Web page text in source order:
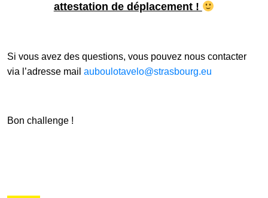
attestation de déplacement !
Si vous avez des questions, vous pouvez nous contacter
via l’adresse mail auboulotavelo@strasbourg.eu
Bon challenge !